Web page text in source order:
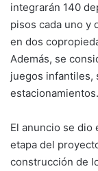
integrarán 140
pisos cada uno y
en dos
Además, se
juegos infantiles,
estacionamientos.
El anuncio se dio
etapa del
construcción de